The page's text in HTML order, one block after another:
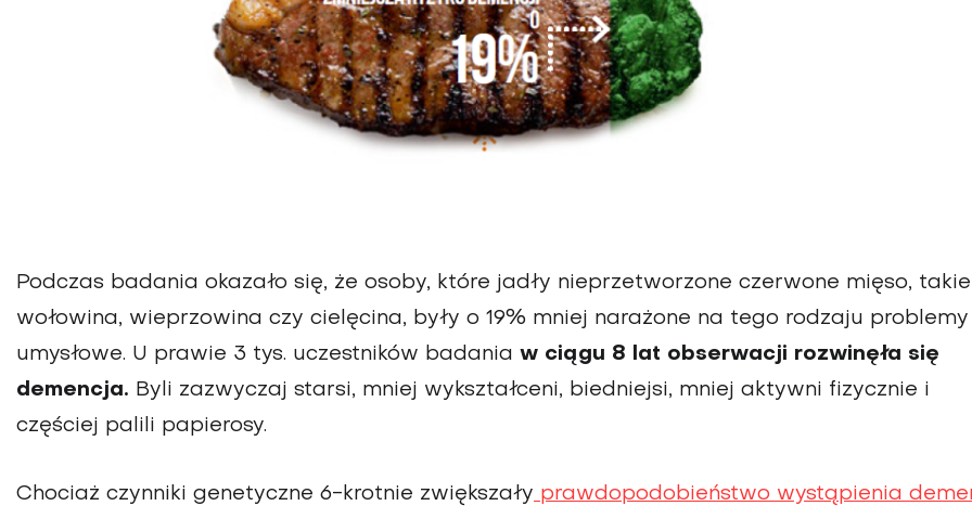
Podczas badania okazało się, że osoby, które jadły nieprzetworzone czerwone mięso,
wołowina, wieprzowina czy cielęcina, były o 19% mniej narażone na tego rodzaju problemy
umysłowe. U prawie 3 tys. uczestników badania w ciągu 8 lat obserwacji rozwinęła się
demencja. Byli zazwyczaj starsi, mniej wykształceni, biedniejsi, mniej aktywni fizycznie i
częściej palili papierosy.
Chociaż czynniki genetyczne 6-krotnie zwiększały prawdopodobieństwo wystąpienia